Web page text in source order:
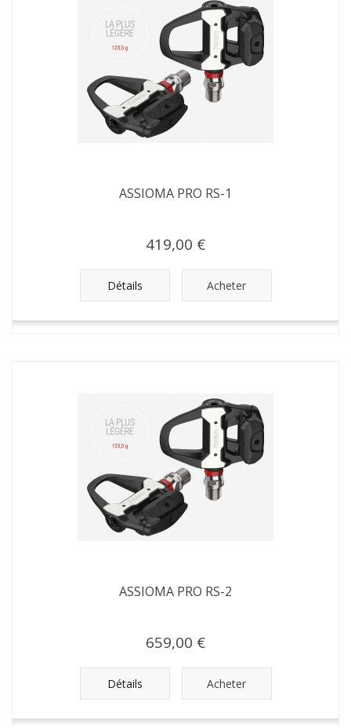
ASSIOMA PRO RS-1
419,00 €
Détails Acheter
ASSIOMA PRO RS-2
659,00 €
Détails Acheter